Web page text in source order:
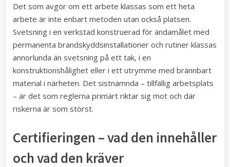
Det som avgör om ett arbete klassas som ett heta
arbete är inte enbart metoden utan också platsen.
Svetsning i en verkstad konstruerad för ändamålet med
permanenta brandskyddsinstallationer och rutiner klassas
annorlunda än svetsning på ett tak, i en
konstruktionshålighet eller i ett utrymme med brännbart
material i närheten. Det sistnämnda – tillfällig arbetsplats
– är det som reglerna primärt riktar sig mot och där
riskerna är som störst.
Certifieringen – vad den innehåller
och vad den kräver